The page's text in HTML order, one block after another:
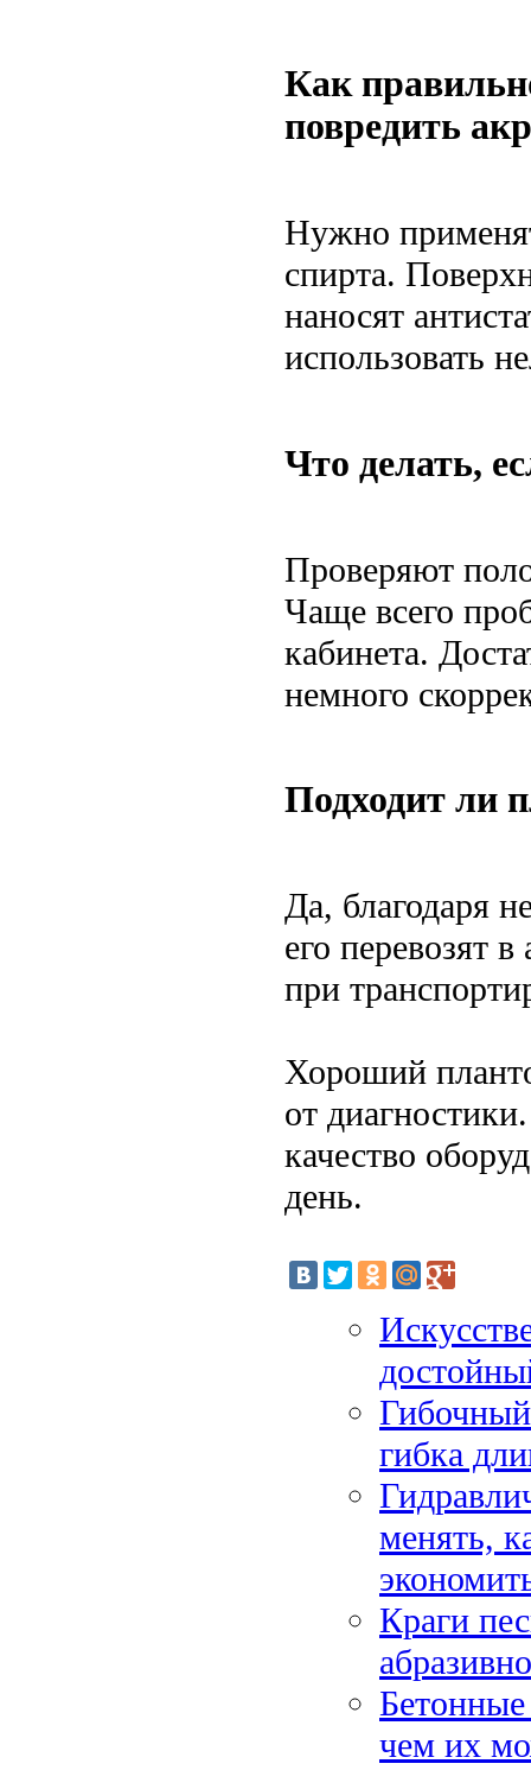
Как
повредить
Нужно
спирта.
наносят
использовать
Что делать,
Проверяют
Чаще всего
кабинета.
немного
Подходит ли
Да, благодаря
его перевозят
при
Хороший
от
качество
день.
Гибочный
гибка
менять,
Краги
чем их